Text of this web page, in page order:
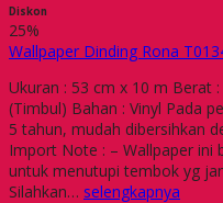
Diskon
25%
Wallpaper Dinding Rona
Ukuran : 53 cm x 10 m Berat
(Timbul) Bahan : Vinyl Pada
5 tahun, mudah dibersihkan
Import Note : – Wallpaper ini
untuk menutupi tembok yg
Silahkan… selengkapnya